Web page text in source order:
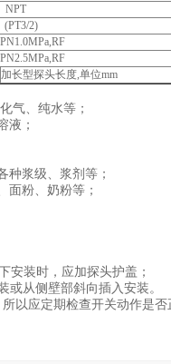
NPT
(PT3/2)
加长型探头长度,单位mm
气、纯水等；
液；
种浆级、浆剂等；
面粉、奶粉等；
安装时，应加探头护盖；
从侧壁部斜向插入安装。
以应定期检查开关动作是否